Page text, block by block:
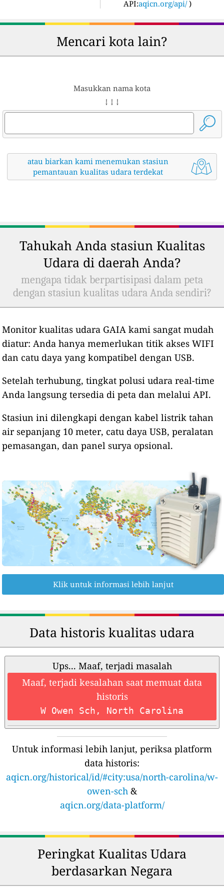
API:aqicn.org/api/ )
Mencari kota lain?
Masukkan nama kota
↓ ↓ ↓
atau biarkan kami menemukan stasiun
pemantauan kualitas udara terdekat
Tahukah Anda stasiun Kualitas
Udara di daerah Anda?
mengapa tidak berpartisipasi dalam peta
dengan stasiun kualitas udara Anda sendiri?
Monitor kualitas udara GAIA kami sangat mudah
diatur: Anda hanya memerlukan titik akses WIFI
dan catu daya yang kompatibel dengan USB.
Setelah terhubung, tingkat polusi udara real-time
Anda langsung tersedia di peta dan melalui API.
Stasiun ini dilengkapi dengan kabel listrik tahan
air sepanjang 10 meter, catu daya USB, peralatan
pemasangan, dan panel surya opsional.
Klik untuk informasi lebih lanjut
Data historis kualitas udara
Ups... Maaf, terjadi masalah
Maaf, terjadi kesalahan saat memuat data
historis
W Owen Sch, North Carolina
Untuk informasi lebih lanjut, periksa platform
data historis:
aqicn.org/historical/id/#city:usa/north-carolina/w-
owen-sch &
aqicn.org/data-platform/
Peringkat Kualitas Udara
berdasarkan Negara